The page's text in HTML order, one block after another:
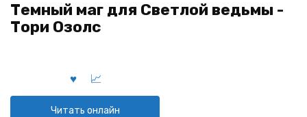
Темный маг для Светлой ведьмы -
Тори Озолс
Читать онлайн